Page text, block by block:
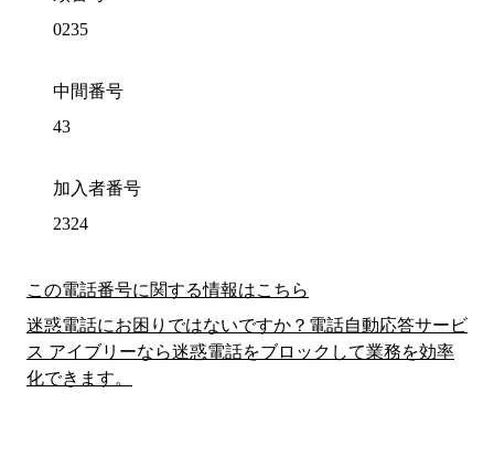
0235
中間番号
43
加入者番号
2324
この電話番号に関する情報はこちら
迷惑電話にお困りではないですか？電話自動応答サービ
ス アイブリーなら迷惑電話をブロックして業務を効率
化できます。